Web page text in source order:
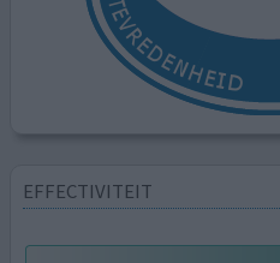
EFFECTIVITEIT